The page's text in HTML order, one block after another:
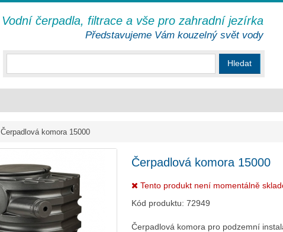
Čerpadlová komora 15000
Čerpadlová komora 15000
Tento produkt není momentálně
Kód produktu: 72949
Čerpadlová komora pro podzemní
Hledat
Vodní čerpadla, filtrace a vše pro zahradní jezírka
Představujeme Vám kouzelný svět vody